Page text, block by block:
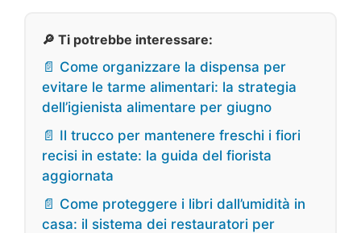
🔎 Ti potrebbe interessare:
📄 Come organizzare la dispensa per
evitare le tarme alimentari: la strategia
dell’igienista alimentare per giugno
📄 Il trucco per mantenere freschi i fiori
recisi in estate: la guida del fiorista
aggiornata
📄 Come proteggere i libri dall’umidità in
casa: il sistema dei restauratori per